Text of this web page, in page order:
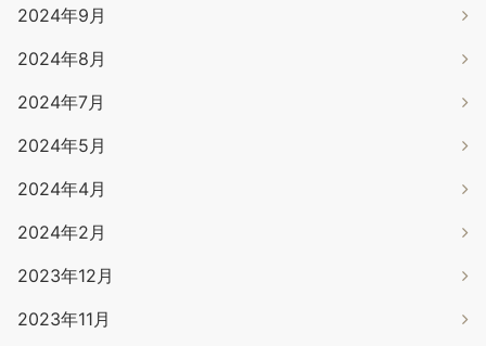
2024年9月
2024年8月
2024年7月
2024年5月
2024年4月
2024年2月
2023年12月
2023年11月